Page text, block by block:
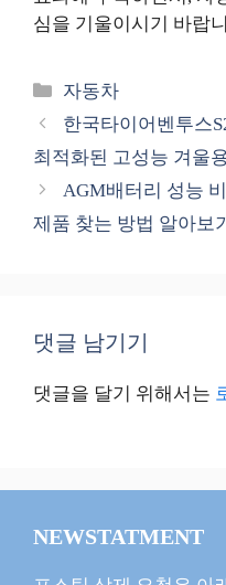
심을 기울이시기 바랍
카
테
리
자동차
한국타이어벤투스
최적화된 고성능 겨울
AGM배터리 성능
제품 찾는 방법 알아보
댓글 남기기
댓글을 달기 위해서는
NEWSTATMENT